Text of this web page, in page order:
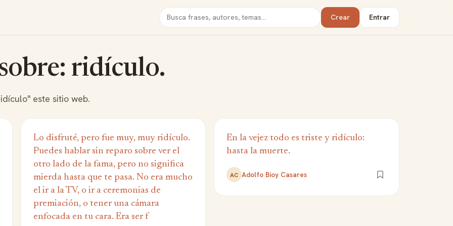
Buscar Crear Entrar
ridículo.
este sitio web.
Lo disfruté, pero fue muy, muy ridículo.
Puedes hablar sin reparo sobre ver el
otro lado de la fama, pero no significa
mierda hasta que te pasa. No era mucho
el ir a la TV, o ir a ceremonias de
premiación, o tener una cámara
enfocada en tu cara. Era ser f
En la vejez todo es triste y ridículo:
hasta la muerte.
AC Adolfo Bioy Casares